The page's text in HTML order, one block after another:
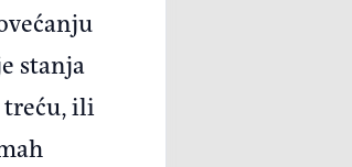
stanja
treću, ili